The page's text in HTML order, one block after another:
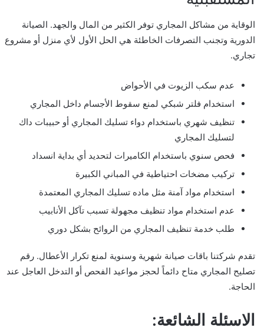
الوقاية من مشاكل المجاري توفر الكثير من المال والجهد. الصيانة
الدورية وتجنب التصرفات الخاطئة هي الحل الأول لأي منزل أو مشروع
تجاري.
عدم سكب الزيوت في الأحواض
استخدام فلتر شبكي لمنع سقوط الأجسام داخل المجاري
تنظيف شهري باستخدام دواء تسليك المجاري أو حبيبات داك
لتسليك المجاري
فحص سنوي باستخدام الكاميرات لتحديد أي بداية انسداد
تركيب مضخات احتياطية في المباني الكبيرة
استخدام مواد آمنة مثل ماده تسليك المجاري المعتمدة
عدم استخدام مواد تنظيف مجهولة تسبب تآكل الأنابيب
طلب خدمة تنظيف المجاري من الروائح بشكل دوري
تقدم شركتنا باقات صيانة شهرية وسنوية لمنع تكرار الأعطال. رقم
تصليح المجاري متاح دائماً لحجز مواعيد الفحص أو التدخل العاجل عند
الحاجة.
الاسئلة الشائعة: